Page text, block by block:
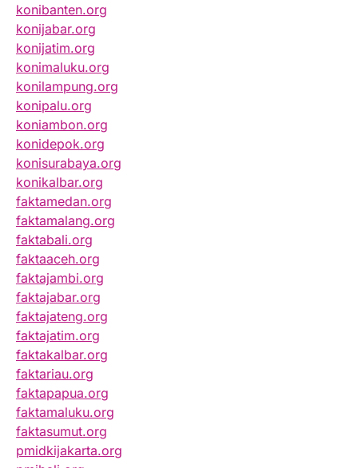
konibanten.org
konijabar.org
konijatim.org
konimaluku.org
konilampung.org
konipalu.org
koniambon.org
konidepok.org
konisurabaya.org
konikalbar.org
faktamedan.org
faktamalang.org
faktabali.org
faktaaceh.org
faktajambi.org
faktajabar.org
faktajateng.org
faktajatim.org
faktakalbar.org
faktariau.org
faktapapua.org
faktamaluku.org
faktasumut.org
pmidkijakarta.org